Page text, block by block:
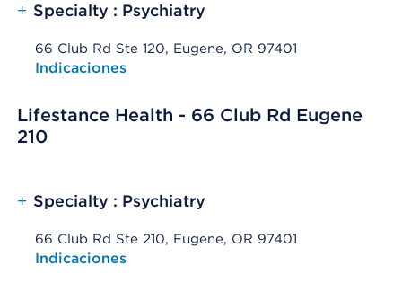
+ Specialty : Psychiatry
66 Club Rd Ste 120, Eugene, OR 97401
Opens native map application on mobile devices
Indicaciones
Lifestance Health - 66 Club Rd Eugene
210
+ Specialty : Psychiatry
66 Club Rd Ste 210, Eugene, OR 97401
Opens native map application on mobile devices
Indicaciones